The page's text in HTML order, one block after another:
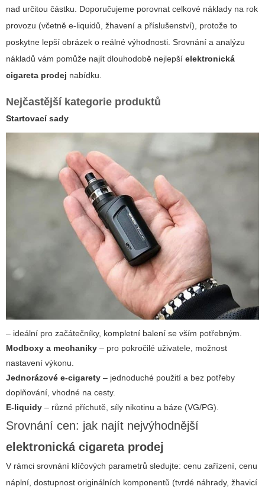
nad určitou částku. Doporučujeme porovnat celkové náklady na rok
provozu (včetně e-liquidů, žhavení a příslušenství), protože to
poskytne lepší obrázek o reálné výhodnosti. Srovnání a analýzu
nákladů vám pomůže najít dlouhodobě nejlepší elektronická
cigareta prodej nabídku.
Nejčastější kategorie produktů
Startovací sady
– ideální pro začátečníky, kompletní balení se vším potřebným.
Modboxy a mechaniky – pro pokročilé uživatele, možnost
nastavení výkonu.
Jednorázové e-cigarety – jednoduché použití a bez potřeby
doplňování, vhodné na cesty.
E-liquidy – různé příchutě, síly nikotinu a báze (VG/PG).
Srovnání cen: jak najít nejvýhodnější
elektronická cigareta prodej
V rámci srovnání klíčových parametrů sledujte: cenu zařízení, cenu
náplní, dostupnost originálních komponentů (tvrdé náhrady, žhavicí